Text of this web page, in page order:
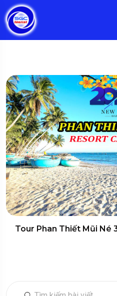
Tour Phan Thiết Mũi Né